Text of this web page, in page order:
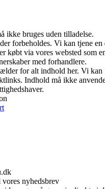
ikke bruges uden tilladelse.
forbeholdes. Vi kan tjene en
købt via vores websted som
med forhandlere.
for alt indhold her. Vi kan
Indhold må ikke
nyhedsbrev